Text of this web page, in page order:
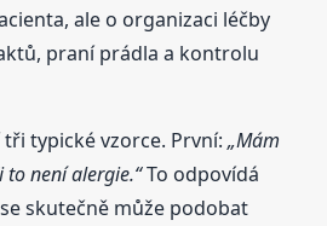
ale o organizaci léčby
praní prádla a kontrolu
typické vzorce. První:„Mám
to není alergie.“To odpovídá
skutečně může podobat